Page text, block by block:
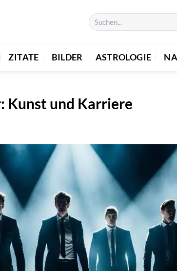
ZITATE BILDER ASTROLOGIE
Kunst und Karriere